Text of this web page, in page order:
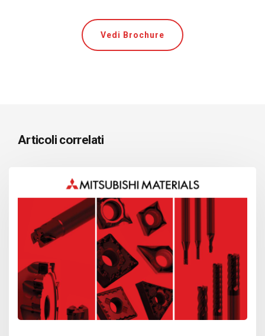
Vedi Brochure
Articoli correlati